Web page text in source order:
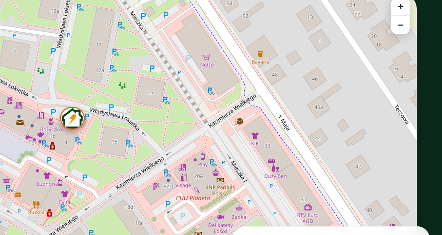
+
−
INTERACTIVE VIEW